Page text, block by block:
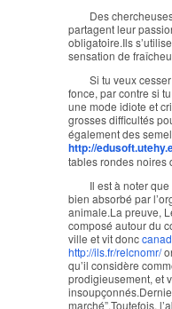
Des
partagent leur
obligatoire.Ils
sensation de
Si tu veux
fonce, par contre si
une mode idiote et
grosses difficultés
également des
http://
tables rondes noires
Il est à noter
bien absorbé par
animale.La preuve,
composé autour du
ville et vit donc
http://ils.fr/relcnomr/
qu’il considère
prodigieusement, et
marché”.Toutefois,